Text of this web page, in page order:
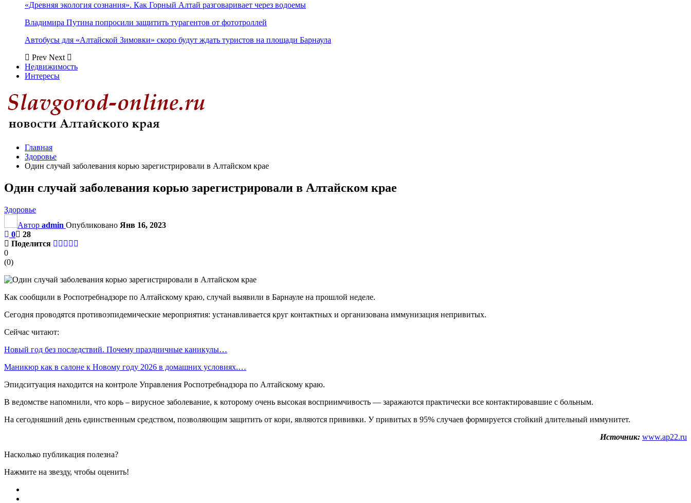
«Древняя экология сознания». Как Горный Алтай разговаривает через водоемы
Владимира Путина попросили защитить турагентов от фототроллей
Автобусы для «Алтайской Зимовки» скоро будут ждать туристов на площади Барнаула
Prev Next
Недвижимость
Интересы
Главная
Здоровье
Один случай заболевания корью зарегистрировали в Алтайском крае
Один случай заболевания корью зарегистрировали в Алтайском крае
Здоровье
Автор admin Опубликовано Янв 16, 2023
0
28
Поделится
0
(0)
Как сообщили в Роспотребнадзоре по Алтайскому краю, случай выявили в Барнауле на прошлой неделе.
Сегодня проводятся противоэпидемические мероприятия: устанавливается круг контактных и организована иммунизация непривитых.
Сейчас читают:
Новый год без последствий. Почему праздничные каникулы…
Маникюр как в салоне к Новому году 2026 в домашних условиях.…
Эпидситуация находится на контроле Управления Роспотребнадзора по Алтайскому краю.
В ведомстве напомнили, что корь – вирусное заболевание, к которому очень высокая восприимчивость — заражаются практически все контактировавшие с больным.
На сегодняшний день единственным средством, позволяющим защитить от кори, являются прививки. У привитых в 95% случаев формируется стойкий длительный иммунитет.
Источник: www.ap22.ru
Насколько публикация полезна?
Нажмите на звезду, чтобы оценить!